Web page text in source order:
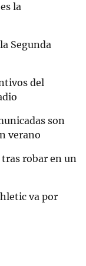
la
Segunda
del
son
verano
robar en un
va por